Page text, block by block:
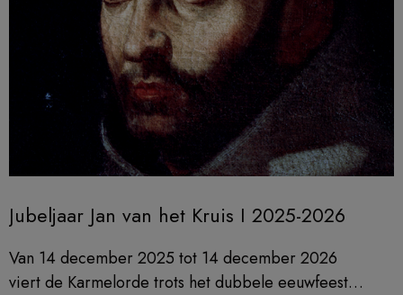
Jubeljaar Jan van het Kruis I 2025-2026
Van 14 december 2025 tot 14 december 2026
viert de Karmelorde trots het dubbele eeuwfeest